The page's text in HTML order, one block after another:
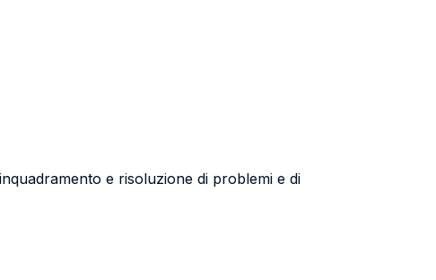
e risoluzione di problemi e di